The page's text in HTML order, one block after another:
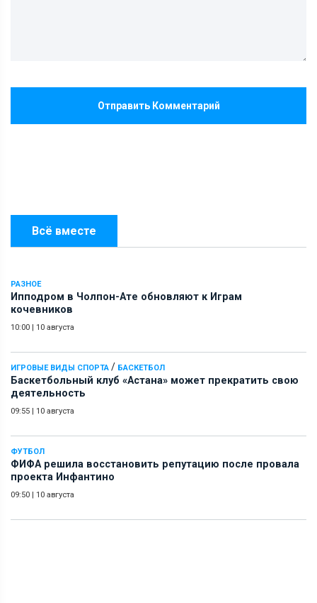
Всё вместе
РАЗНОЕ
Ипподром в Чолпон-Ате обновляют к Играм
кочевников
10:00 | 10 августа
ИГРОВЫЕ ВИДЫ СПОРТА / БАСКЕТБОЛ
Баскетбольный клуб «Астана» может прекратить свою
деятельность
09:55 | 10 августа
ФУТБОЛ
ФИФА решила восстановить репутацию после провала
проекта Инфантино
09:50 | 10 августа
Отправить Комментарий